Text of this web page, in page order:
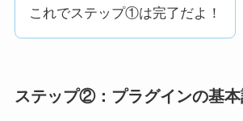
これでステップ①は完了だよ！
ステップ②：プラグインの基本